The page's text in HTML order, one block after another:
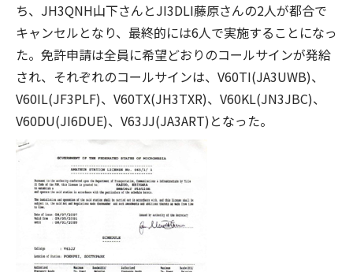
ち、JH3QNH山下さんとJI3DLI藤原さんの2人が都合で
キャンセルとなり、最終的には6人で実施することになっ
た。免許申請は全員に希望どおりのコールサインが発給
され、それぞれのコールサインは、V60TI(JA3UWB)、
V60IL(JF3PLF)、V60TX(JH3TXR)、V60KL(JN3JBC)、
V60DU(JI6DUE)、V63JJ(JA3ART)となった。